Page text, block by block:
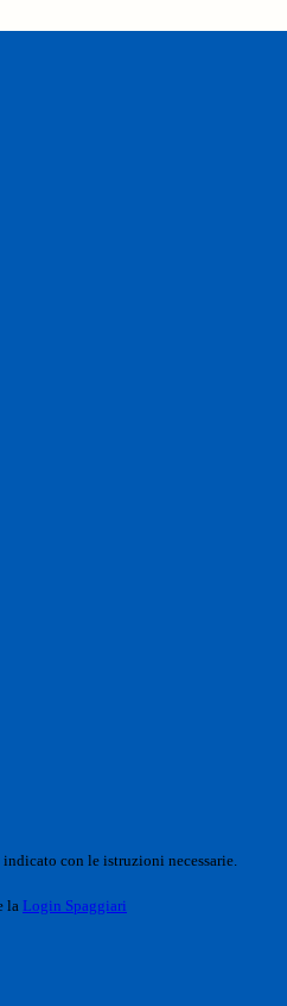
con le istruzioni necessarie.
la Login Spaggiari